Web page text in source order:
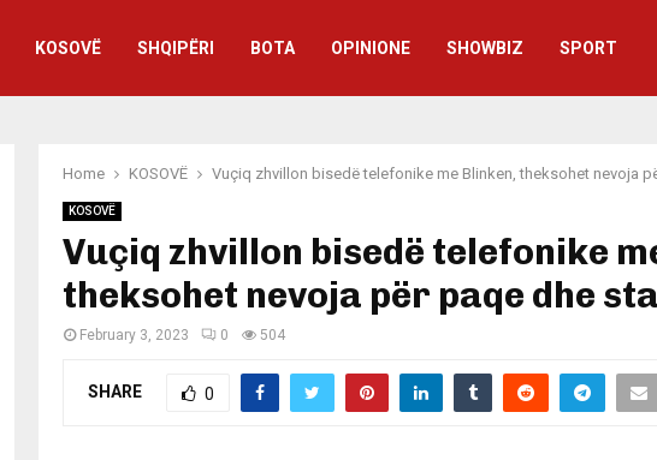
KOSOVË SHQIPËRI BOTA OPINIONE SHOWBIZ SPORT
Home KOSOVË Vuçiq zhvillon bisedë telefonike me Blinken, theksohet nevoja
KOSOVË
Vuçiq zhvillon bisedë telefonike
theksohet nevoja për paqe dhe
February 3, 2023 0 504
SHARE 0